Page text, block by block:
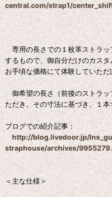
central.com/strap1/
専用の長さでの１枚革ストラッ
するもので、御自分だけのカス
お手頃な価格にて体験していただ
御希望の長さ（前後のストラッ
ただき、その寸法に基づき、１
ブログでの紹介記事：
http://blog.livedoor.jp/
straphouse/archives/
＜主な仕様＞